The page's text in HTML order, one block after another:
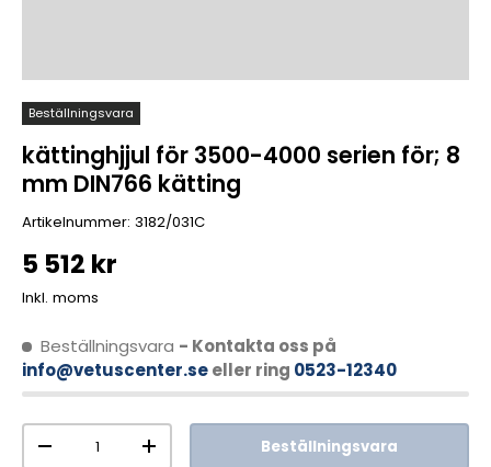
Beställningsvara
kättinghjjul för 3500-4000 serien för; 8
mm DIN766 kätting
Artikelnummer: 3182/031C
5 512 kr
Inkl. moms
Beställningsvara - Kontakta oss på
info@vetuscenter.seeller ring 0523-12340
Antal
-
+ Beställningsvara